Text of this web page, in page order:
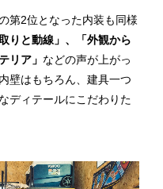
第2位となった内装も同様
りと動線」、「外観から
リア」 などの声が上がっ
壁はもちろん、建具一つ
ディテールにこだわりた